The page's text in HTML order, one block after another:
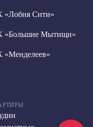
Сити»
«Большие Мытищи»